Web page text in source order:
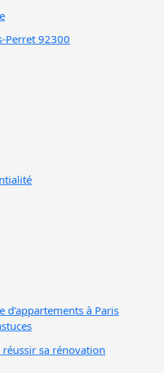
Perret 92300
d’appartements à Paris
réussir sa rénovation